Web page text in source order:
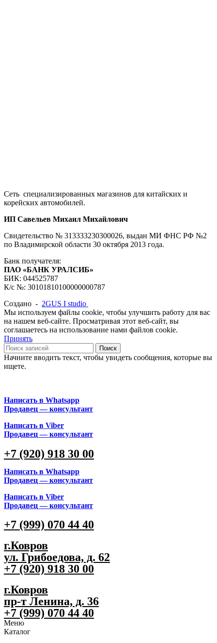
Сеть специализированных магазинов для китайских и
корейских автомобилей.
ИП Савельев Михаил Михайлович
Свидетельство № 313333230300026, выдан МИ ФНС РФ №2
по Владимирской области 30 октября 2013 года.
Банк получателя:
ПАО «БАНК УРАЛСИБ»
БИК: 044525787
К/с №: 30101810100000000787
Создано - 2GUS I studio
Мы используем файлы cookie, чтобы улучшить работу для вас
на нашем веб-сайте. Просматривая этот веб-сайт, вы
соглашаетесь на использование нами файлов cookie.
Принять
Поиск
Начните вводить текст, чтобы увидеть сообщения, которые вы
ищете.
Написать в Whatsapp
Продавец — консультант
Написать в Viber
Продавец — консультант
+7 (920) 918 30 00
Написать в Whatsapp
Продавец — консультант
Написать в Viber
Продавец — консультант
+7 (999) 070 44 40
г.Ковров
ул. Грибоедова, д. 62
+7 (920) 918 30 00
г.Ковров
пр-т Ленина, д. 36
+7 (999) 070 44 40
Меню
Каталог